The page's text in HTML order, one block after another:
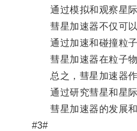
通过模拟和观察星际
彗星加速器不仅可以
通过加速和碰撞粒子
彗星加速器在粒子物
总之，彗星加速器作
通过研究彗星和星际
彗星加速器的发展和
#3#